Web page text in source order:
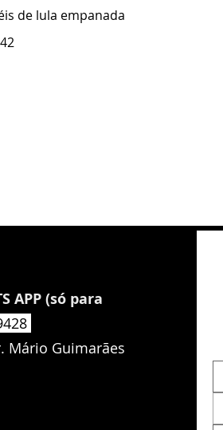
de lula empanada
APP (só para
Mário Guimarães